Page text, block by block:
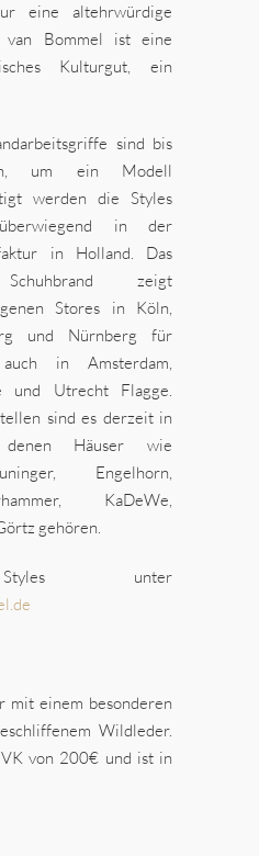
eine altehrwürdige
van Bommel ist eine
Kulturgut, ein
sind bis
um ein Modell
werden die Styles
in der
in Holland. Das
Schuhbrand zeigt
Stores in Köln,
und Nürnberg für
in Amsterdam,
und Utrecht Flagge.
sind es derzeit in
denen Häuser wie
Engelhorn,
KaDeWe,
gehören.
unter
mit einem besonderen
Wildleder.
von 200€ und ist in